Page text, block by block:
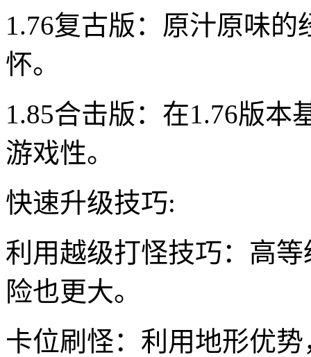
1.76复古版：原汁原味
怀。
1.85合击版：在1.76版本
游戏性。
快速升级技巧:
利用越级打怪技巧：高
险也更大。
卡位刷怪：利用地形优